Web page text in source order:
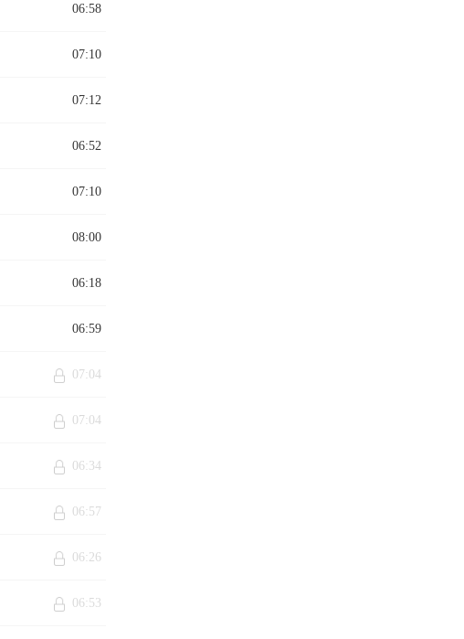
06:58
07:10
07:12
06:52
07:10
08:00
06:18
06:59
07:04
07:04
06:34
06:57
06:26
06:53